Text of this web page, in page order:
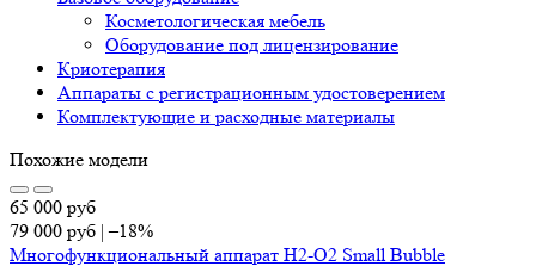
Косметологическая мебель
Оборудование под лицензирование
Криотерапия
Аппараты c регистрационным удостоверением
Комплектующие и расходные материалы
Похожие модели
65 000 руб
79 000 руб |–18%
Многофункциональный аппарат H2-O2 Small Bubble